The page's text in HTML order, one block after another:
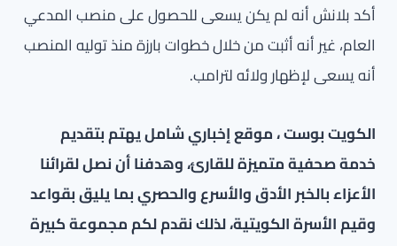
أكد بلانش أنه لم يكن يسعى للحصول على منصب المدعي
العام، غير أنه أثبت من خلال خطوات بارزة منذ توليه المنصب
أنه يسعى لإظهار ولائه لترامب.
الكويت بوست ، موقع إخباري شامل يهتم بتقديم
خدمة صحفية متميزة للقارئ، وهدفنا أن نصل لقرائنا
الأعزاء بالخبر الأدق والأسرع والحصري بما يليق بقواعد
وقيم الأسرة الكويتية، لذلك نقدم لكم مجموعة كبيرة